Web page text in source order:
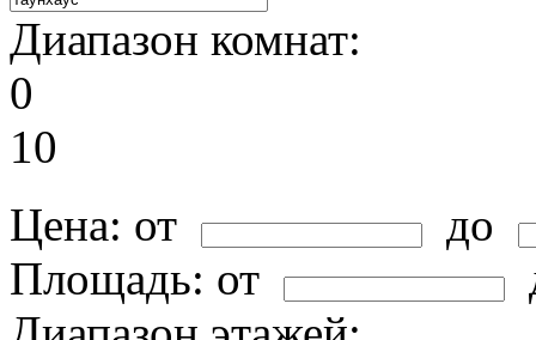
Диапазон комнат:
0
10
Цена: от
до
Площадь: от